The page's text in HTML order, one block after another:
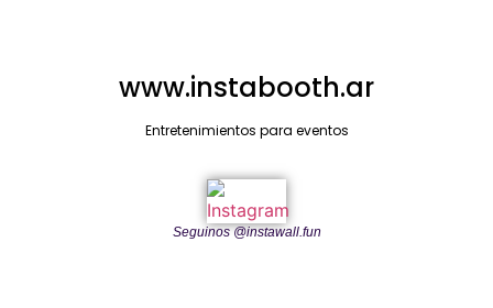
www.instabooth.ar
Entretenimientos para eventos
Seguinos @instawall.fun